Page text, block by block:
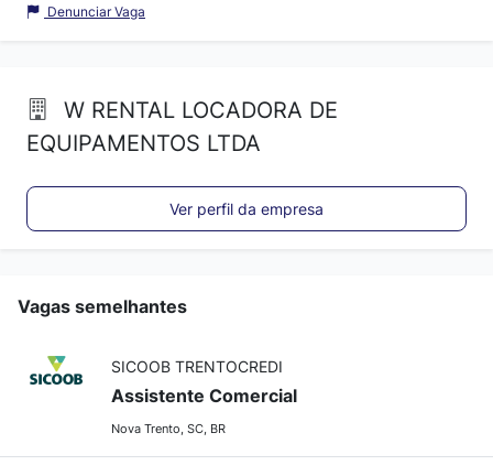
Denunciar Vaga
W RENTAL LOCADORA DE
EQUIPAMENTOS LTDA
Ver perfil da empresa
Vagas semelhantes
SICOOB TRENTOCREDI
Assistente Comercial
Nova Trento, SC, BR